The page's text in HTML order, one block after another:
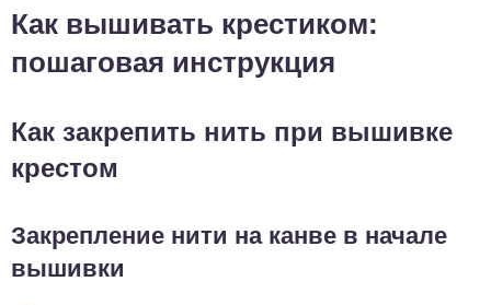
Как вышивать крестиком:
пошаговая инструкция
Как закрепить нить при вышивке
крестом
Закрепление нити на канве в начале
вышивки